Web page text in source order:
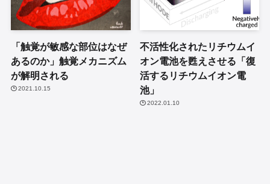
「触覚が敏感な部位はなぜ
あるのか」触覚メカニズム
が解明される
2021.10.15
不活性化されたリチウムイ
オン電池を甦えさせる「復
活するリチウムイオン電
池」
2022.01.10